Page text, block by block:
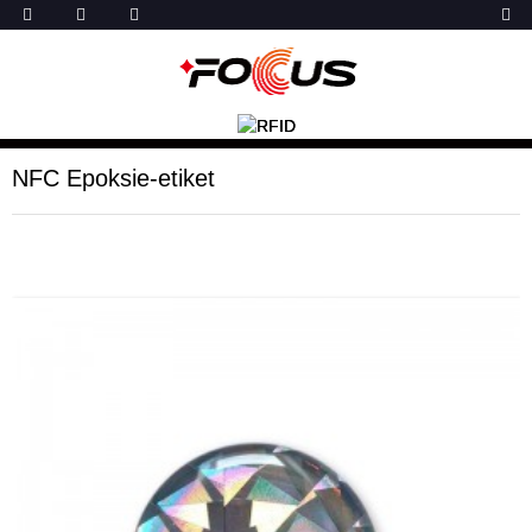
NFC Epoksie-etiket